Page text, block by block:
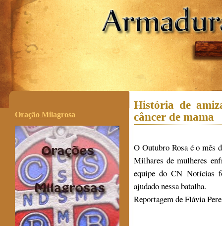
.
Oração Milagrosa
História de
câncer de mama
O Outubro Rosa é o mês
Milhares de mulheres
equipe do CN Notícias
ajudado nessa batalha.
Reportagem de Flávia